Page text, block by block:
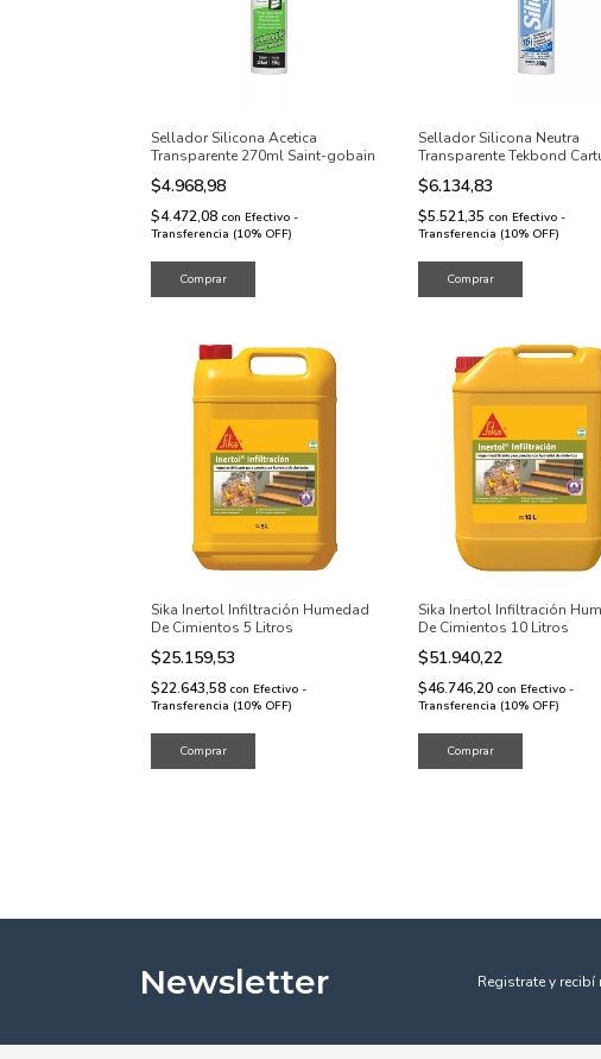
Sellador Silicona Acetica
Transparente 270ml Saint-gobain
$4.968,98
$4.472,08 con Efectivo -
Transferencia (10% OFF)
Sellador Silicona Neutra
Transparente Tekbond
280g
$6.134,83
$5.521,35 con Efectivo -
Transferencia (10% OFF)
Sika Inertol Infiltración Humedad
De Cimientos 5 Litros
$25.159,53
$22.643,58 con Efectivo -
Transferencia (10% OFF)
Sika Inertol Infiltración
De Cimientos 10 Litros
$51.940,22
$46.746,20 con Efectivo -
Transferencia (10% OFF)
Newsletter Registrate y